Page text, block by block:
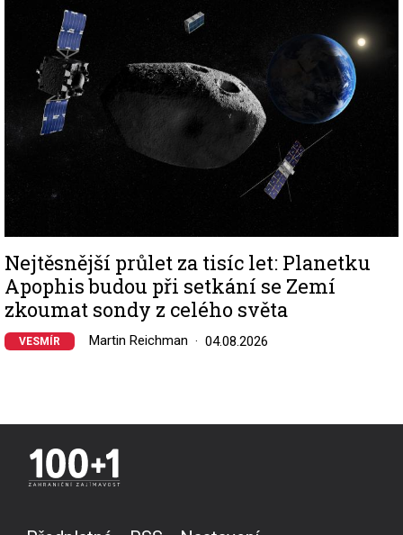
Nejtěsnější průlet za tisíc let: Planetku
Apophis budou při setkání se Zemí
zkoumat sondy z celého světa
VESMÍR Martin Reichman 04.08.2026